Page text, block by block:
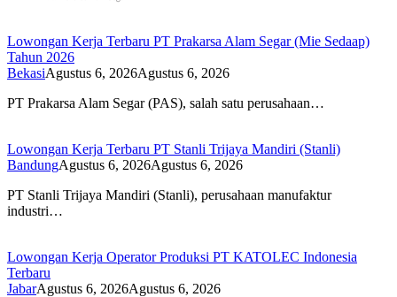
Lowongan Kerja Terbaru PT Prakarsa Alam Segar (Mie Sedaap)
Tahun 2026
BekasiAgustus 6, 2026Agustus 6, 2026
PT Prakarsa Alam Segar (PAS), salah satu perusahaan…
Lowongan Kerja Terbaru PT Stanli Trijaya Mandiri (Stanli)
BandungAgustus 6, 2026Agustus 6, 2026
PT Stanli Trijaya Mandiri (Stanli), perusahaan manufaktur
industri…
Lowongan Kerja Operator Produksi PT KATOLEC Indonesia
Terbaru
JabarAgustus 6, 2026Agustus 6, 2026